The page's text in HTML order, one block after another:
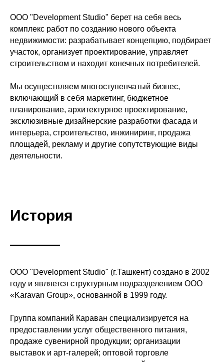
ООО "Development Studio" берет на себя весь
комплекс работ по созданию нового объекта
недвижимости: разрабатывает концепцию, подбирает
участок, организует проектирование, управляет
строительством и находит конечных потребителей.
Мы осуществляем многоступенчатый бизнес,
включающий в себя маркетинг, бюджетное
планирование, архитектурное проектирование,
эксклюзивные дизайнерские разработки фасада и
интерьера, строительство, инжиниринг, продажа
площадей, рекламу и другие сопутствующие виды
деятельности.
История
ООО "Development Studio" (г.Ташкент) создано в 2002
году и является структурным подразделением ООО
«Karavan Group», основанной в 1999 году.
Группа компаний Караван специализируется на
предоставлении услуг общественного питания,
продаже сувенирной продукции; организации
выставок и арт-галерей; оптовой торговле